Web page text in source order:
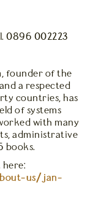
0896 002223
founder of the
a respected
countries, has
of systems
with many
administrative
books.
here:
us/jan-